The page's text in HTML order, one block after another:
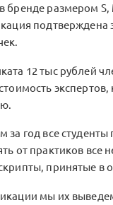
индустрии моды
выпускника
«Управление
бренде размером S,
подтверждена
12 тыс рублей
за год все
от практиков все
принятые в
мы их